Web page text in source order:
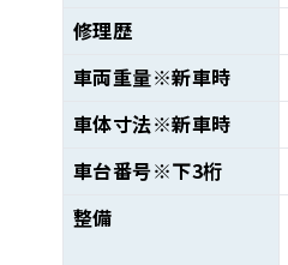
修理歴
車両重量※新車時
車体寸法※新車時
車台番号※下3桁
整備